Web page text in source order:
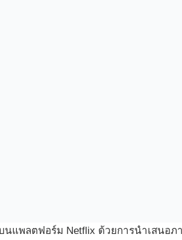
นแพลตฟอร์ม Netflix ด้วยการนำเสนอ